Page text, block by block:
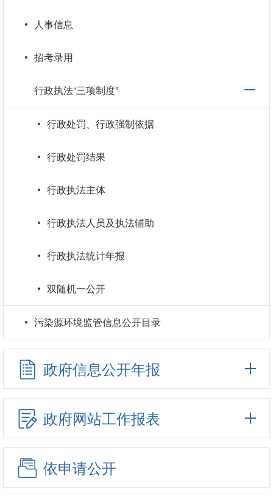
人事信息
招考录用
行政执法“三项制度”
行政处罚、行政强制依据
行政处罚结果
行政执法主体
行政执法人员及执法辅助
行政执法统计年报
双随机一公开
污染源环境监管信息公开目录
政府信息公开年报
政府网站工作报表
依申请公开